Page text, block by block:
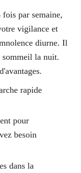
par semaine,
vigilance et
diurne. Il
sommeil la nuit.
rapide
pour
besoin
dans la